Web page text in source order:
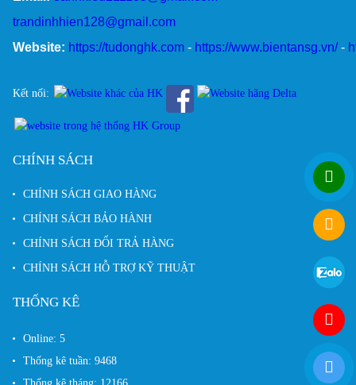
trandinhhien128@gmail.com
Website: https://tudonghk.com - https://www.bientansg.vn/ -
Kết nối:
CHÍNH SÁCH
CHÍNH SÁCH GIAO HÀNG
CHÍNH SÁCH BẢO HÀNH
CHÍNH SÁCH ĐỔI TRẢ HÀNG
CHÍNH SÁCH HỖ TRỢ KỸ THUẬT
THỐNG KÊ
Online:5
Thống kê tuần:9468